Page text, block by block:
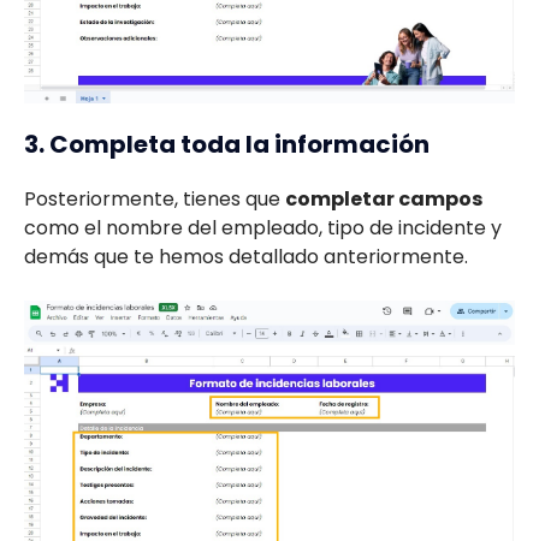
3. Completa toda la información
Posteriormente, tienes que completar campos
como el nombre del empleado, tipo de incidente y
demás que te hemos detallado anteriormente.